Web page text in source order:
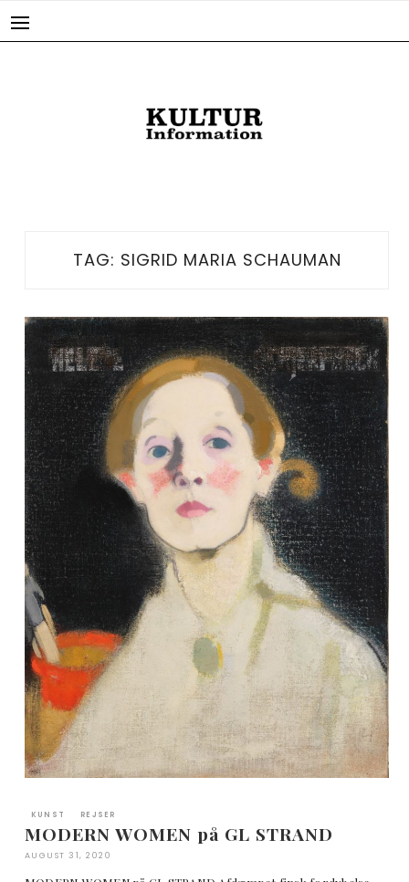
TAG: SIGRID MARIA SCHAUMAN
KUNST REJSER
MODERN WOMEN på GL STRAND
AUGUST 31, 2020